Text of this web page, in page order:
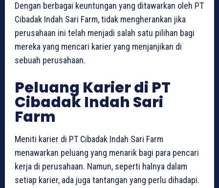
Dengan berbagai keuntungan yang ditawarkan oleh PT
Cibadak Indah Sari Farm, tidak mengherankan jika
perusahaan ini telah menjadi salah satu pilihan bagi
mereka yang mencari karier yang menjanjikan di
sebuah perusahaan.
Peluang Karier di PT
Cibadak Indah Sari
Farm
Meniti karier di PT Cibadak Indah Sari Farm
menawarkan peluang yang menarik bagi para pencari
kerja di perusahaan. Namun, seperti halnya dalam
setiap karier, ada juga tantangan yang perlu dihadapi.